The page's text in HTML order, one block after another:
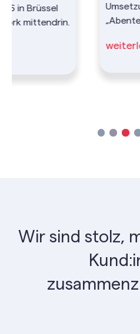
Umsetzung zu bringen.
„Abenteuer Innovation“
Wir sind stolz,